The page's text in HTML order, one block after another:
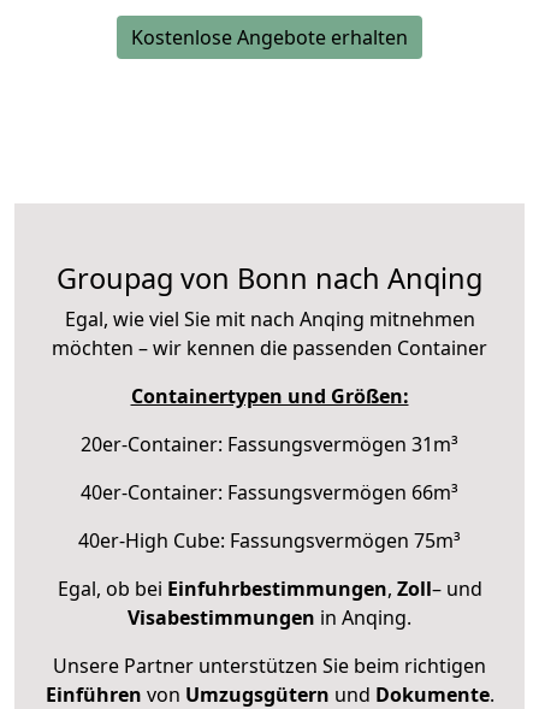
Kostenlose Angebote erhalten
Groupag von Bonn nach Anqing
Egal, wie viel Sie mit nach Anqing mitnehmen
möchten – wir kennen die passenden Container
Containertypen und Größen:
20er-Container: Fassungsvermögen 31m³
40er-Container: Fassungsvermögen 66m³
40er-High Cube: Fassungsvermögen 75m³
Egal, ob bei Einfuhrbestimmungen, Zoll– und
Visabestimmungen in Anqing.
Unsere Partner unterstützen Sie beim richtigen
Einführen von Umzugsgütern und Dokumente.